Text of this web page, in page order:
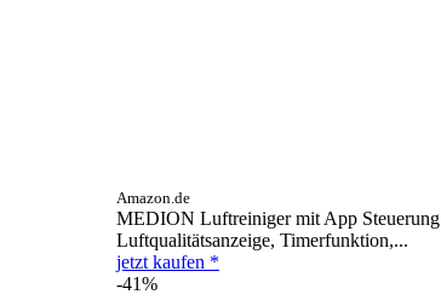
Amazon.de
MEDION Luftreiniger mit App Steuerung
Luftqualitätsanzeige, Timerfunktion,...
jetzt kaufen *
-41%